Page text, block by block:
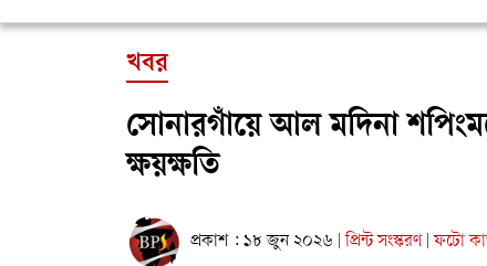
খবর
সোনারগাঁয়ে আল মদিনা
ক্ষয়ক্ষতি
প্রকাশ : ১৮ জুন ২০২৬ প্রিন্ট সংস্করণ ফটো